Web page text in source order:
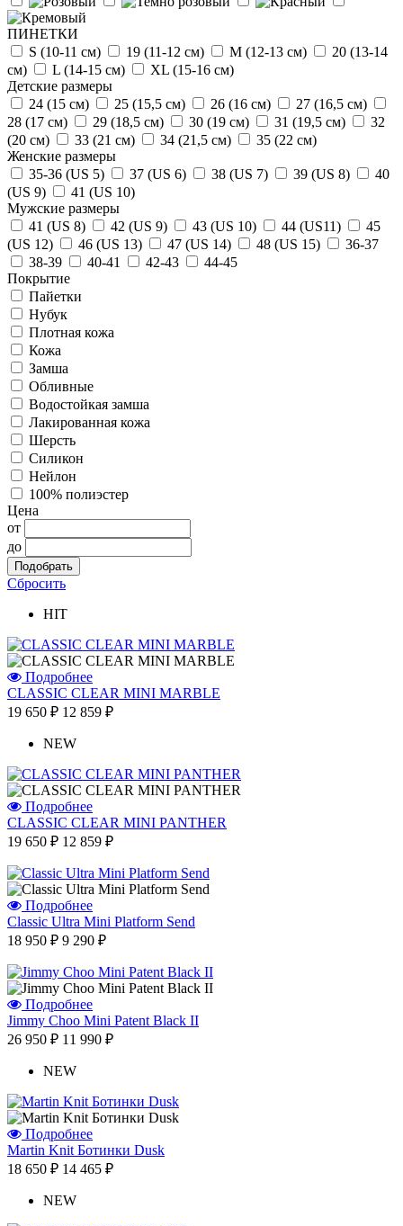
ПИНЕТКИ
S (10-11 см)
19 (11-12 см) М (12-13 см)
20 (13-14
см)
L (14-15 cм)
ХL (15-16 cм)
Детские размеры
24 (15 см)
25 (15,5 см) 26 (16 см)
27 (16,5 см)
28 (17 см)
29 (18,5 см) 30 (19 см) 31 (19,5 см)
32
(20 см)
33 (21 см) 34 (21,5 см)
35 (22 см)
Женские размеры
35-36 (US 5)
37 (US 6) 38 (US 7) 39 (US 8)
40
(US 9)
41 (US 10)
Мужские размеры
41 (US 8)
42 (US 9) 43 (US 10) 44 (US11)
45
(US 12)
46 (US 13) 47 (US 14) 48 (US 15)
36-37
38-39
40-41 42-43
44-45
Покрытие
Пайетки
Нубук
Плотная кожа
Кожа
Замша
Обливные
Водостойкая замша
Лакированная кожа
Шерсть
Силикон
Нейлон
100% полиэстер
Цена
от
до
Сбросить
HIT
Подробнее
CLASSIC CLEAR MINI MARBLE
19 650 ₽ 12 859 ₽
NEW
Подробнее
CLASSIC CLEAR MINI PANTHER
19 650 ₽ 12 859 ₽
Подробнее
Classic Ultra Mini Platform Send
18 950 ₽ 9 290 ₽
Подробнее
Jimmy Choo Mini Patent Black II
26 950 ₽ 11 990 ₽
NEW
Подробнее
Martin Knit Ботинки Dusk
18 650 ₽ 14 465 ₽
NEW